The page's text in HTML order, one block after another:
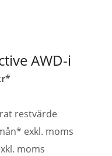
AWD-i
restvärde
exkl. moms
moms